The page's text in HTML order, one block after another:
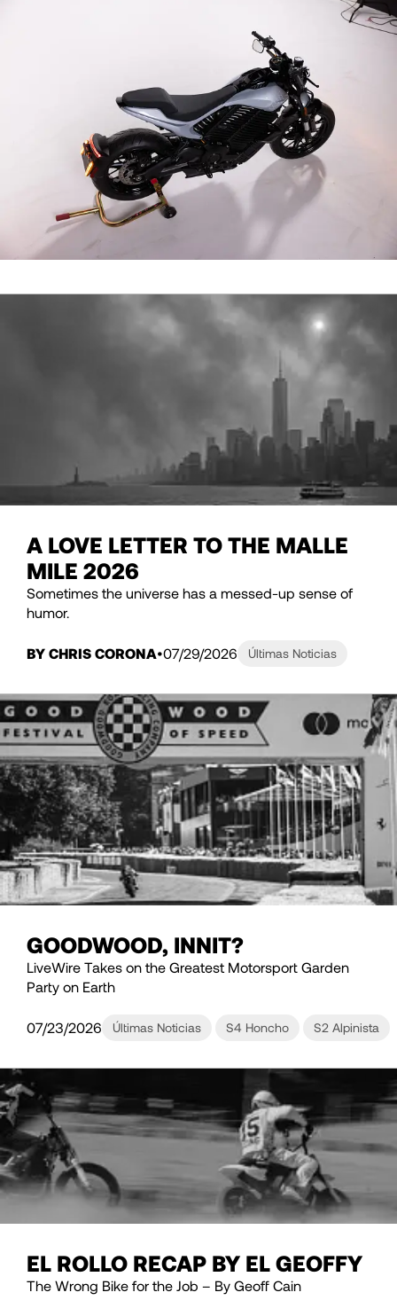
A LOVE LETTER TO THE MALLE
MILE 2026
Sometimes the universe has a messed-up sense of
humor.
BY CHRIS CORONA 07/29/2026 Últimas Noticias
GOODWOOD, INNIT?
LiveWire Takes on the Greatest Motorsport Garden
Party on Earth
07/23/2026 Últimas Noticias S4 Honcho S2 Alpinista
EL ROLLO RECAP BY EL GEOFFY
The Wrong Bike for the Job – By Geoff Cain